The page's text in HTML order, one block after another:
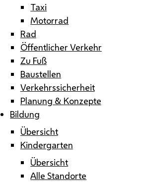
Taxi
Motorrad
Rad
Öffentlicher Verkehr
Zu Fuß
Baustellen
Verkehrssicherheit
Planung & Konzepte
Bildung
Übersicht
Kindergarten
Übersicht
Alle Standorte